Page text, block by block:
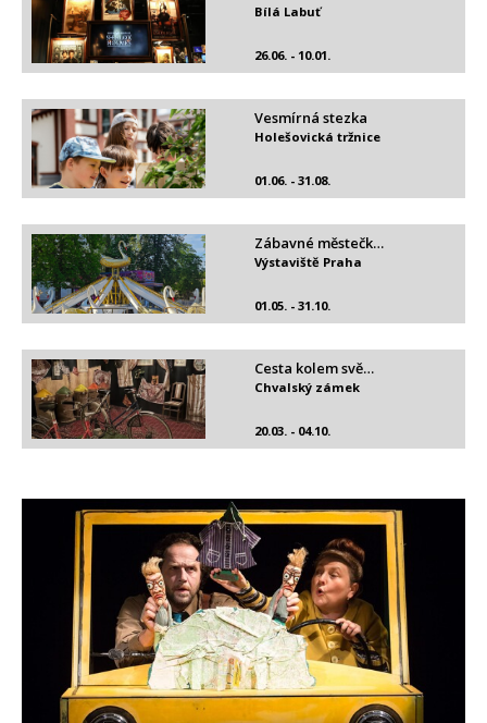
26.06. - 10.01.
Bílá Labuť
Vesmírná stezka
01.06. - 31.08.
Holešovická tržnice
Zábavné městečk…
01.05. - 31.10.
Výstaviště Praha
Cesta kolem svě…
20.03. - 04.10.
Chvalský zámek